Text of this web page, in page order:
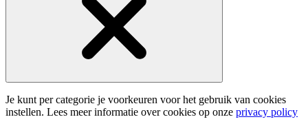
Je kunt per categorie je voorkeuren voor het gebruik van cookies
instellen. Lees meer informatie over cookies op onze privacy policy